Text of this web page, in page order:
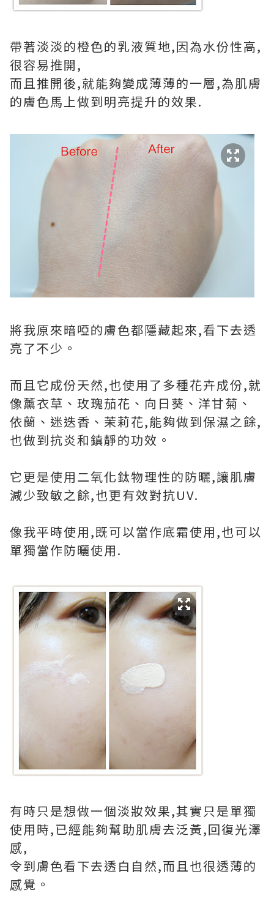
帶著淡淡的橙色的乳液質地,因為水份性高,
很容易推開,
而且推開後,就能夠變成薄薄的一層,為肌膚
的膚色馬上做到明亮提升的效果.
將我原來暗啞的膚色都隱藏起來,看下去透
亮了不少。
而且它成份天然,也使用了多種花卉成份,就
像薰衣草、玫瑰茄花、向日葵、洋甘菊、
依蘭、迷迭香、茉莉花,能夠做到保濕之餘,
也做到抗炎和鎮靜的功效。
它更是使用二氧化鈦物理性的防曬,讓肌膚
減少致敏之餘,也更有效對抗UV.
像我平時使用,既可以當作底霜使用,也可以
單獨當作防曬使用.
有時只是想做一個淡妝效果,其實只是單獨
使用時,已經能夠幫助肌膚去泛黃,回復光澤
感,
令到膚色看下去透白自然,而且也很透薄的
感覺。